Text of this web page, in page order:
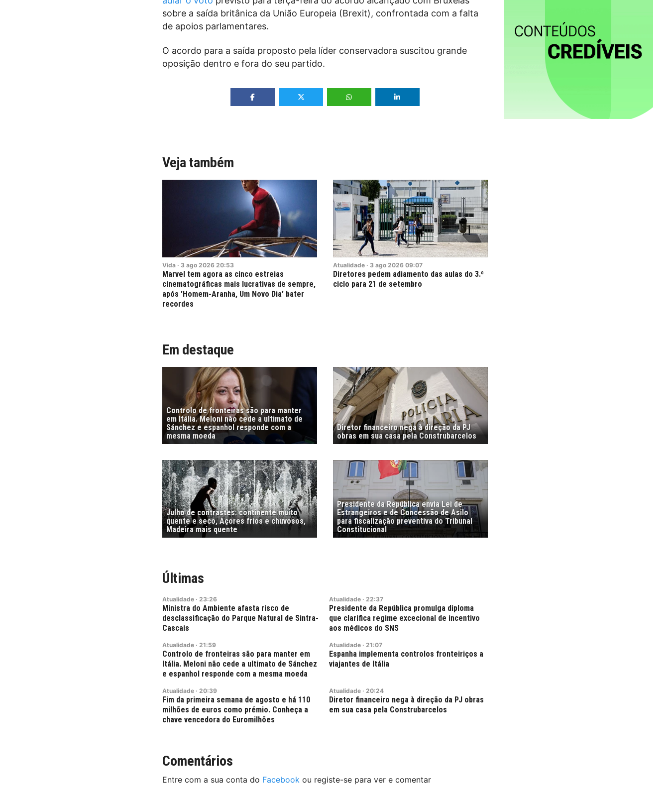
sobre a saída britânica da União Europeia (Brexit), confrontada com a falta
de apoios parlamentares.
O acordo para a saída proposto pela líder conservadora suscitou grande
oposição dentro e fora do seu partido.
Veja também
Vida · 3 ago 2026 20:53
Marvel tem agora as cinco estreias
cinematográficas mais lucrativas de sempre,
após 'Homem-Aranha, Um Novo Dia' bater
recordes
Atualidade · 3 ago 2026 09:07
Diretores pedem adiamento das aulas do 3.º
ciclo para 21 de setembro
Em destaque
Controlo de fronteiras são para manter
em Itália. Meloni não cede a ultimato de
Sánchez e espanhol responde com a
mesma moeda
Diretor financeiro nega à direção da PJ
obras em sua casa pela Construbarcelos
Julho de contrastes: continente muito
quente e seco, Açores frios e chuvosos,
Madeira mais quente
Presidente da República envia Lei de
Estrangeiros e de Concessão de Asilo
para fiscalização preventiva do Tribunal
Constitucional
Últimas
Atualidade · 23:26
Ministra do Ambiente afasta risco de
desclassificação do Parque Natural de Sintra-
Cascais
Atualidade · 22:37
Presidente da República promulga diploma
que clarifica regime excecional de incentivo
aos médicos do SNS
Atualidade · 21:59
Controlo de fronteiras são para manter em
Itália. Meloni não cede a ultimato de Sánchez
e espanhol responde com a mesma moeda
Atualidade · 21:07
Espanha implementa controlos fronteiriços a
viajantes de Itália
Atualidade · 20:39
Fim da primeira semana de agosto e há 110
milhões de euros como prémio. Conheça a
chave vencedora do Euromilhões
Atualidade · 20:24
Diretor financeiro nega à direção da PJ obras
em sua casa pela Construbarcelos
Comentários
Entre com a sua conta do Facebook ou registe-se para ver e comentar